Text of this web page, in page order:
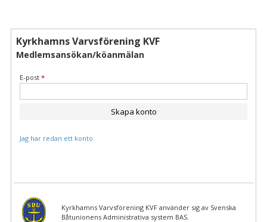
Kyrkhamns Varvsförening KVF
Medlemsansökan/köanmälan
E-post *
Skapa konto
Jag har redan ett konto.
Kyrkhamns Varvsförening KVF använder sig av Svenska
Båtunionens Administrativa system BAS.